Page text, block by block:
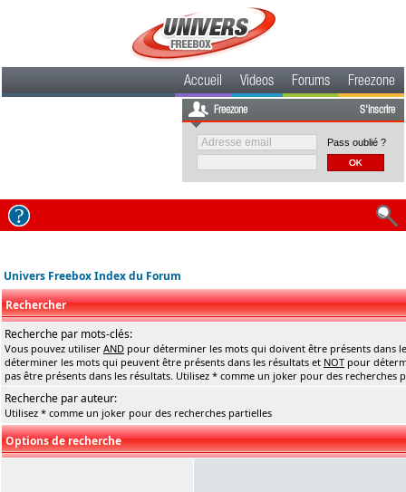
Accueil Videos Forums Freezone
Freezone S'inscrire
Pass oublié ?
Univers Freebox Index du Forum
Rechercher
Recherche par mots-clés:
Vous pouvez utiliser AND pour déterminer les mots qui doivent être présents dans
déterminer les mots qui peuvent être présents dans les résultats et NOT pour
pas être présents dans les résultats. Utilisez * comme un joker pour des recherches
Recherche par auteur:
Utilisez * comme un joker pour des recherches partielles
Options de recherche